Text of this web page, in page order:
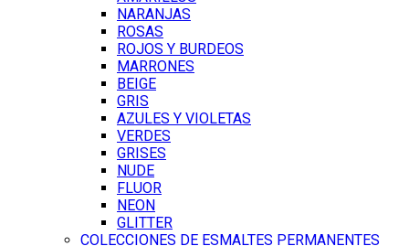
NARANJAS
ROSAS
ROJOS Y BURDEOS
MARRONES
BEIGE
GRIS
AZULES Y VIOLETAS
VERDES
GRISES
NUDE
FLUOR
NEON
GLITTER
COLECCIONES DE ESMALTES PERMANENTES